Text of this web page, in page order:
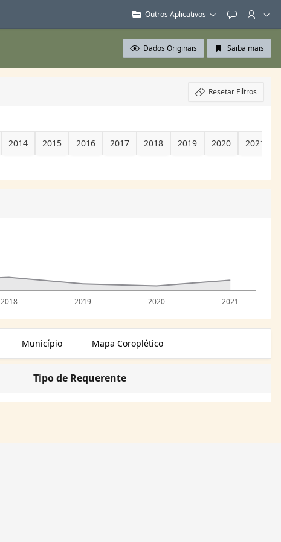
Outros Aplicativos Feedback
Dados Originais Saiba mais
Resetar Filtros
2014 2015 2016 2017 2018 2019 2020 2021
2018 2019 2020 2021
Município Mapa Coroplético
Tipo de Requerente